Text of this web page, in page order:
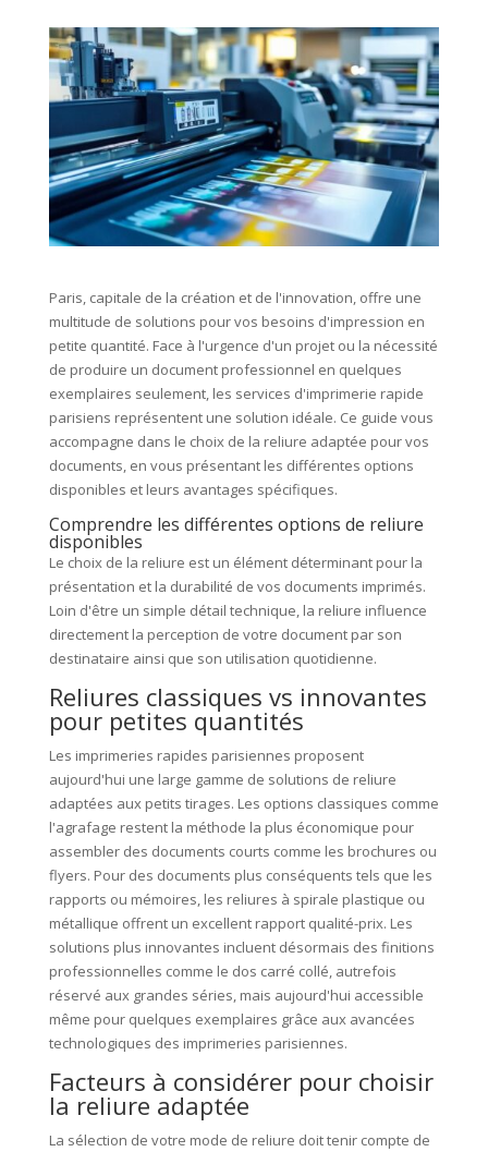
Paris, capitale de la création et de l'innovation, offre une
multitude de solutions pour vos besoins d'impression en
petite quantité. Face à l'urgence d'un projet ou la nécessité
de produire un document professionnel en quelques
exemplaires seulement, les services d'imprimerie rapide
parisiens représentent une solution idéale. Ce guide vous
accompagne dans le choix de la reliure adaptée pour vos
documents, en vous présentant les différentes options
disponibles et leurs avantages spécifiques.
Comprendre les différentes options de reliure
disponibles
Le choix de la reliure est un élément déterminant pour la
présentation et la durabilité de vos documents imprimés.
Loin d'être un simple détail technique, la reliure influence
directement la perception de votre document par son
destinataire ainsi que son utilisation quotidienne.
Reliures classiques vs innovantes
pour petites quantités
Les imprimeries rapides parisiennes proposent
aujourd'hui une large gamme de solutions de reliure
adaptées aux petits tirages. Les options classiques comme
l'agrafage restent la méthode la plus économique pour
assembler des documents courts comme les brochures ou
flyers. Pour des documents plus conséquents tels que les
rapports ou mémoires, les reliures à spirale plastique ou
métallique offrent un excellent rapport qualité-prix. Les
solutions plus innovantes incluent désormais des finitions
professionnelles comme le dos carré collé, autrefois
réservé aux grandes séries, mais aujourd'hui accessible
même pour quelques exemplaires grâce aux avancées
technologiques des imprimeries parisiennes.
Facteurs à considérer pour choisir
la reliure adaptée
La sélection de votre mode de reliure doit tenir compte de